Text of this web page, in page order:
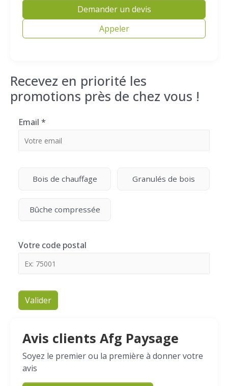
Demander un devis
Appeler
Recevez en priorité les
promotions près de chez vous !
Email *
Bois de chauffage Granulés de bois
Bûche compressée
Votre code postal
Valider
Avis clients Afg Paysage
Soyez le premier ou la première à donner votre
avis